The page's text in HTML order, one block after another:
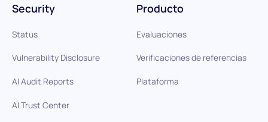
Producto
Evaluaciones
Verificaciones de referencias
Plataforma
Security
Status
Vulnerability Disclosure
AI Audit Reports
AI Trust Center